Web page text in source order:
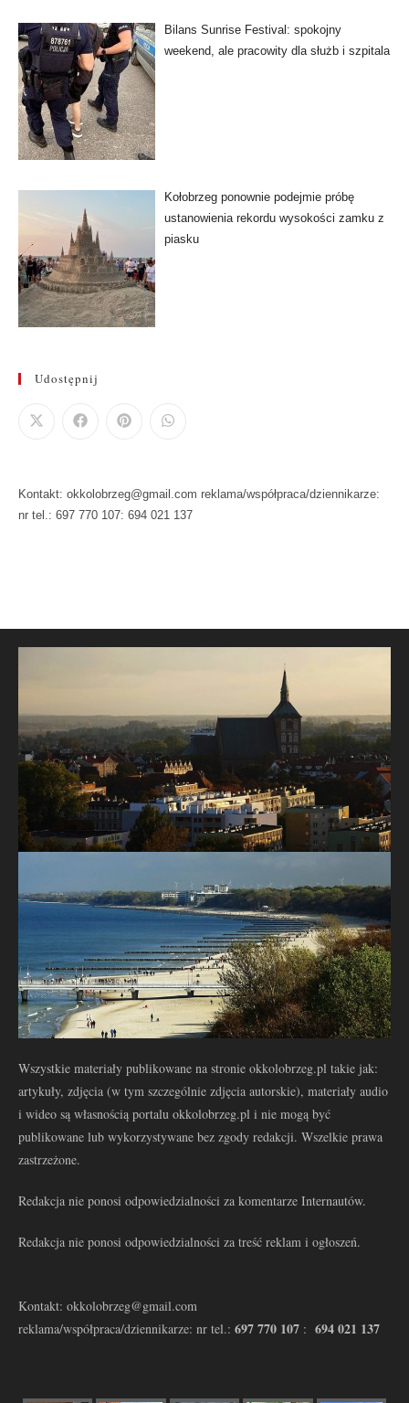
Bilans Sunrise Festival: spokojny
weekend, ale pracowity dla służb i szpitala
Kołobrzeg ponownie podejmie próbę
ustanowienia rekordu wysokości zamku z
piasku
Udostępnij
Kontakt: okkolobrzeg@gmail.com reklama/współpraca/dziennikarze:
nr tel.: 697 770 107: 694 021 137
Wszystkie materiały publikowane na stronie okkolobrzeg.pl takie jak:
artykuły, zdjęcia (w tym szczególnie zdjęcia autorskie), materiały audio
i wideo są własnością portalu okkolobrzeg.pl i nie mogą być
publikowane lub wykorzystywane bez zgody redakcji. Wszelkie prawa
zastrzeżone.
Redakcja nie ponosi odpowiedzialności za komentarze Internautów.
Redakcja nie ponosi odpowiedzialności za treść reklam i ogłoszeń.
Kontakt: okkolobrzeg@gmail.com
reklama/współpraca/dziennikarze: nr tel.: 697 770 107 : 694 021 137